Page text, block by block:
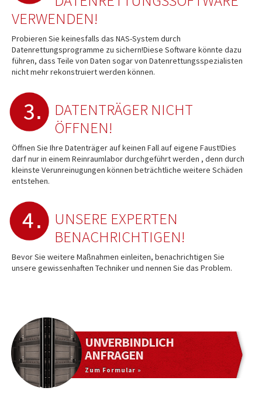
VERWENDEN!
Probieren Sie keinesfalls das NAS-System durch
Datenrettungsprogramme zu sichern!Diese Software könnte dazu
führen, dass Teile von Daten sogar von Datenrettungsspezialisten
nicht mehr rekonstruiert werden können.
DATENTRÄGER NICHT
ÖFFNEN!
Öffnen Sie Ihre Datenträger auf keinen Fall auf eigene Faust!Dies
darf nur in einem Reinraumlabor durchgeführt werden , denn durch
kleinste Verunreinugungen können beträchtliche weitere Schäden
entstehen.
UNSERE EXPERTEN
BENACHRICHTIGEN!
Bevor Sie weitere Maßnahmen einleiten, benachrichtigen Sie
unsere gewissenhaften Techniker und nennen Sie das Problem.
UNVERBINDLICH
ANFRAGEN
Zum Formular »